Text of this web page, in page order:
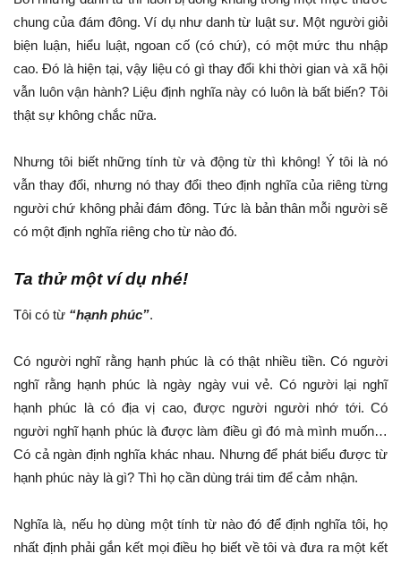
chung của đám đông. Ví dụ như danh từ luật sư. Một người giỏi
biện luận, hiểu luật, ngoan cố (có chứ), có một mức thu nhập
cao. Đó là hiện tại, vậy liệu có gì thay đổi khi thời gian và xã hội
vẫn luôn vận hành? Liệu định nghĩa này có luôn là bất biến? Tôi
thật sự không chắc nữa.
Nhưng tôi biết những tính từ và động từ thì không! Ý tôi là nó
vẫn thay đổi, nhưng nó thay đổi theo định nghĩa của riêng từng
người chứ không phải đám đông. Tức là bản thân mỗi người sẽ
có một định nghĩa riêng cho từ nào đó.
Ta thử một ví dụ nhé!
Tôi có từ “hạnh phúc”.
Có người nghĩ rằng hạnh phúc là có thật nhiều tiền. Có người
nghĩ rằng hạnh phúc là ngày ngày vui vẻ. Có người lại nghĩ
hạnh phúc là có địa vị cao, được người người nhớ tới. Có
người nghĩ hạnh phúc là được làm điều gì đó mà mình muốn…
Có cả ngàn định nghĩa khác nhau. Nhưng để phát biểu được từ
hạnh phúc này là gì? Thì họ cần dùng trái tim để cảm nhận.
Nghĩa là, nếu họ dùng một tính từ nào đó để định nghĩa tôi, họ
nhất định phải gắn kết mọi điều họ biết về tôi và đưa ra một kết